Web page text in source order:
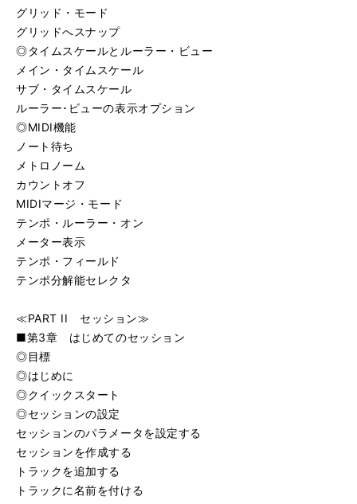
グリッド・モード
グリッドへスナップ
◎タイムスケールとルーラー・ビュー
メイン・タイムスケール
サブ・タイムスケール
ルーラー･ビューの表示オプション
◎MIDI機能
ノート待ち
メトロノーム
カウントオフ
MIDIマージ・モード
テンポ・ルーラー・オン
メーター表示
テンポ・フィールド
テンポ分解能セレクタ
≪PART II セッション≫
■第3章 はじめてのセッション
◎目標
◎はじめに
◎クイックスタート
◎セッションの設定
セッションのパラメータを設定する
セッションを作成する
トラックを追加する
トラックに名前を付ける